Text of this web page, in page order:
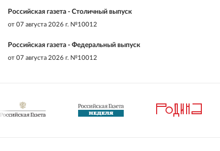
Российская газета - Столичный выпуск
от 07 августа 2026 г. №10012
Российская газета - Федеральный выпуск
от 07 августа 2026 г. №10012